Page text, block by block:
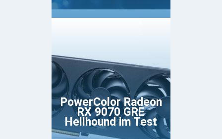
PowerColor Radeon
RX 9070 GRE
Hellhound im Test